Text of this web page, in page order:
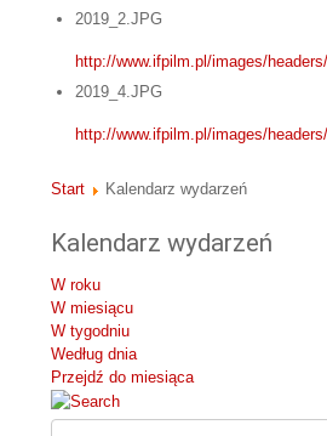
2019_2.JPG
http://www.ifpilm.pl/images/
2019_4.JPG
http://www.ifpilm.pl/images/
Start Kalendarz wydarzeń
Kalendarz wydarzeń
W roku
W miesiącu
W tygodniu
Według dnia
Przejdź do miesiąca